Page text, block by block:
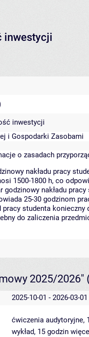
inwestycji
inwestycji
i Gospodarki Zasobami
o zasadach
nakładu pracy
1500-1800 h, co
godzinowy nakładu
25-30 godzinom
pracy studenta
do zaliczenia
2025/2026"
2025-10-01 - 2026-03-01
ćwiczenia audytoryjne,
wykład, 15 godzin